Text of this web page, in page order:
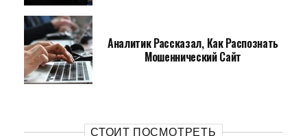
Аналитик Рассказал, Как Распознать
Мошеннический Сайт
СТОИТ ПОСМОТРЕТЬ